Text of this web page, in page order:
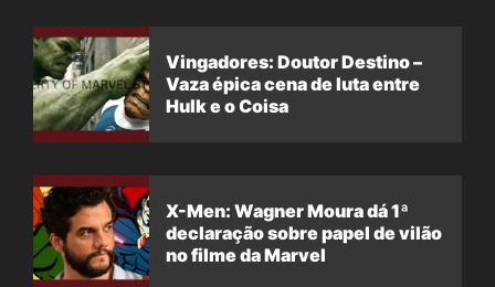
Vingadores: Doutor Destino –
Vaza épica cena de luta entre
Hulk e o Coisa
X-Men: Wagner Moura dá 1ª
declaração sobre papel de vilão
no filme da Marvel